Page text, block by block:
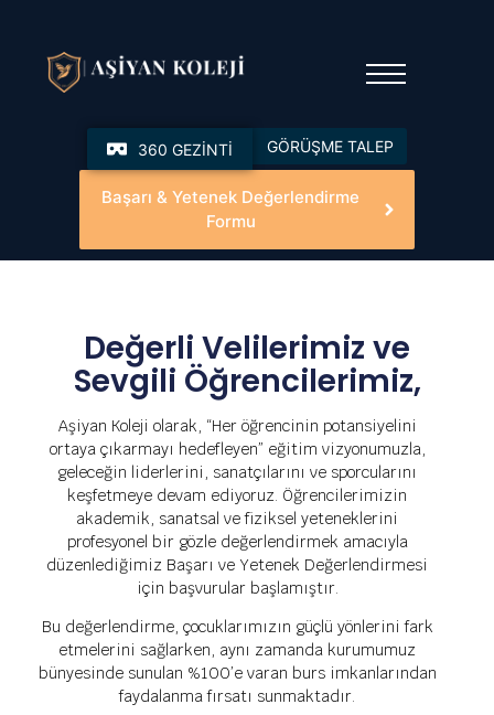
360 GEZİNTİ GÖRÜŞME TALEP
Başarı & Yetenek Değerlendirme
Formu
Değerli Velilerimiz ve
Sevgili Öğrencilerimiz,
Aşiyan Koleji olarak, “Her öğrencinin potansiyelini
ortaya çıkarmayı hedefleyen” eğitim vizyonumuzla,
geleceğin liderlerini, sanatçılarını ve sporcularını
keşfetmeye devam ediyoruz. Öğrencilerimizin
akademik, sanatsal ve fiziksel yeteneklerini
profesyonel bir gözle değerlendirmek amacıyla
düzenlediğimiz Başarı ve Yetenek Değerlendirmesi
için başvurular başlamıştır.
Bu değerlendirme, çocuklarımızın güçlü yönlerini fark
etmelerini sağlarken, aynı zamanda kurumumuz
bünyesinde sunulan %100’e varan burs imkanlarından
faydalanma fırsatı sunmaktadır.